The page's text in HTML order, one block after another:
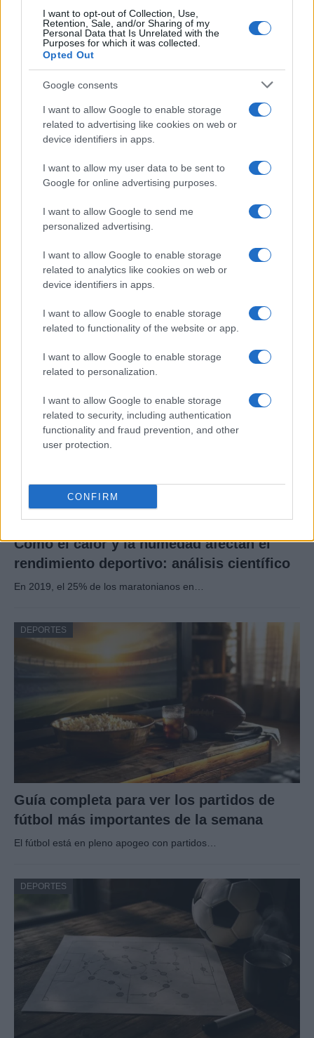
I want to opt-out of Collection, Use,
Retention, Sale, and/or Sharing of my
Personal Data that Is Unrelated with the
Purposes for which it was collected.
Opted Out
Google consents
I want to allow Google to enable storage
related to advertising like cookies on web or
device identifiers in apps.
I want to allow my user data to be sent to
Google for online advertising purposes.
I want to allow Google to send me
personalized advertising.
I want to allow Google to enable storage
related to analytics like cookies on web or
device identifiers in apps.
I want to allow Google to enable storage
related to functionality of the website or app.
I want to allow Google to enable storage
related to personalization.
I want to allow Google to enable storage
related to security, including authentication
functionality and fraud prevention, and other
user protection.
CONFIRM
Programación deportiva gratuita: lo que
no te puedes perder en agosto de 2026
El verano de 2026 está repleto de eventos…
FIFA anuncia que las futbolistas recibirán
baja de maternidad
La FIFA anunció que las futbolistas profesionales recibirán…
DEPORTES
Cómo el calor y la humedad afectan el
rendimiento deportivo: análisis científico
En 2019, el 25% de los maratonianos en…
DEPORTES
Guía completa para ver los partidos de
fútbol más importantes de la semana
El fútbol está en pleno apogeo con partidos…
DEPORTES